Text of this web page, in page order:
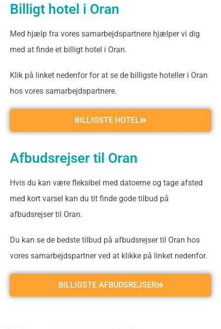
Billigt hotel i Oran
Med hjælp fra vores samarbejdspartnere hjælper vi dig
med at finde et billigt hotel i Oran.
Klik på linket nedenfor for at se de billigste hoteller i Oran
hos vores samarbejdspartnere.
BILLIGSTE HOTEL
Afbudsrejser til Oran
Hvis du kan være fleksibel med datoerne og tage afsted
med kort varsel kan du tit finde gode tilbud på
afbudsrejser til Oran.
Du kan se de bedste tilbud på afbudsrejser til Oran hos
vores samarbejdspartner ved at klikke på linket nedenfor.
BILLIGSTE AFBUDSREJSER